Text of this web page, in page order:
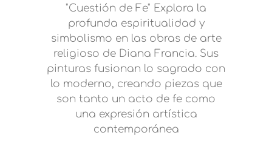
"Cuestión de Fe" Explora la
profunda espiritualidad y
simbolismo en las obras de arte
religioso de Diana Francia. Sus
pinturas fusionan lo sagrado con
lo moderno, creando piezas que
son tanto un acto de fe como
una expresión artística
contemporánea